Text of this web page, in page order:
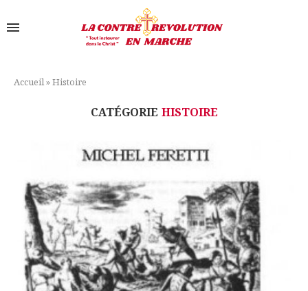
Accueil»Histoire
CATÉGORIE HISTOIRE